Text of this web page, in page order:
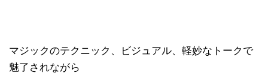
マジックのテクニック、ビジュアル、軽妙なトークで
魅了されながら